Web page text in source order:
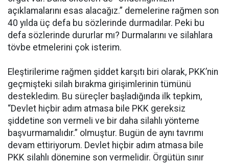
açıklamalarını esas alacağız.” demelerine rağmen son
40 yılda üç defa bu sözlerinde durmadılar. Peki bu
defa sözlerinde dururlar mı? Durmalarını ve silahlara
tövbe etmelerini çok isterim.
Eleştirilerime rağmen şiddet karşıtı biri olarak, PKK’nin
geçmişteki silah bırakma girişimlerinin tümünü
destekledim. Bu süreçler başladığında ilk tepkim,
“Devlet hiçbir adım atmasa bile PKK gereksiz
şiddetine son vermeli ve bir daha silahlı yönteme
başvurmamalıdır.” olmuştur. Bugün de aynı tavrımı
devam ettiriyorum. Devlet hiçbir adım atmasa bile
PKK silahlı dönemine son vermelidir. Örgütün sınır